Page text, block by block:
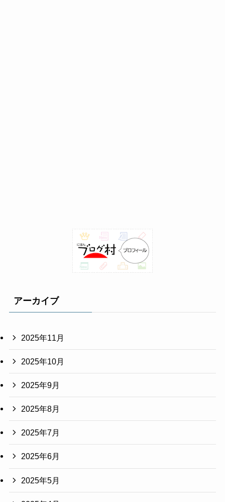
アーカイブ
2025年11月
2025年10月
2025年9月
2025年8月
2025年7月
2025年6月
2025年5月